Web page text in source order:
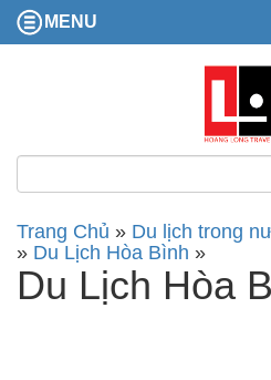
MENU
Trang Chủ » Du lịch trong
» Du Lịch Hòa Bình »
Du Lịch Hòa